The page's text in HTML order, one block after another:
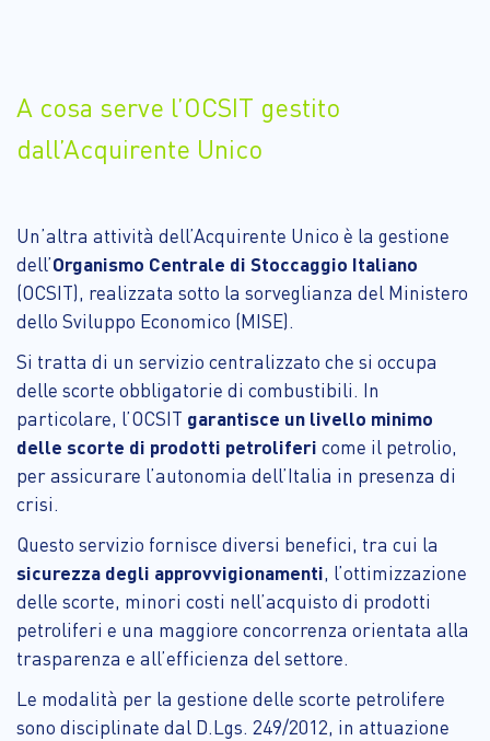
A cosa serve l’OCSIT gestito
dall’Acquirente Unico
Un’altra attività dell’Acquirente Unico è la gestione
dell’Organismo Centrale di Stoccaggio Italiano
(OCSIT), realizzata sotto la sorveglianza del Ministero
dello Sviluppo Economico (MISE).
Si tratta di un servizio centralizzato che si occupa
delle scorte obbligatorie di combustibili. In
particolare, l’OCSIT garantisce un livello minimo
delle scorte di prodotti petroliferi come il petrolio,
per assicurare l’autonomia dell’Italia in presenza di
crisi.
Questo servizio fornisce diversi benefici, tra cui la
sicurezza degli approvvigionamenti, l’ottimizzazione
delle scorte, minori costi nell’acquisto di prodotti
petroliferi e una maggiore concorrenza orientata alla
trasparenza e all’efficienza del settore.
Le modalità per la gestione delle scorte petrolifere
sono disciplinate dal D.Lgs. 249/2012, in attuazione